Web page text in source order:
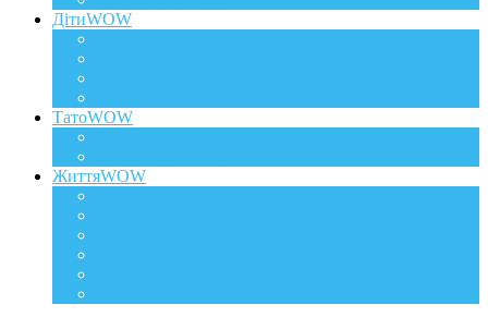
ДітиWOW
ТатоWOW
ЖиттяWOW